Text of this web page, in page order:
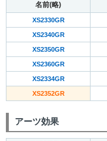
名前(略)
XS2330GR
XS2340GR
XS2350GR
XS2360GR
XS2334GR
XS2352GR
アーツ効果